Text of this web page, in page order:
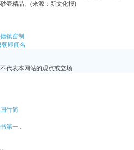
壶精品。(来源：新文化报)
镇窑制
即闻名
代表本网站的观点或立场
竹简
第一...